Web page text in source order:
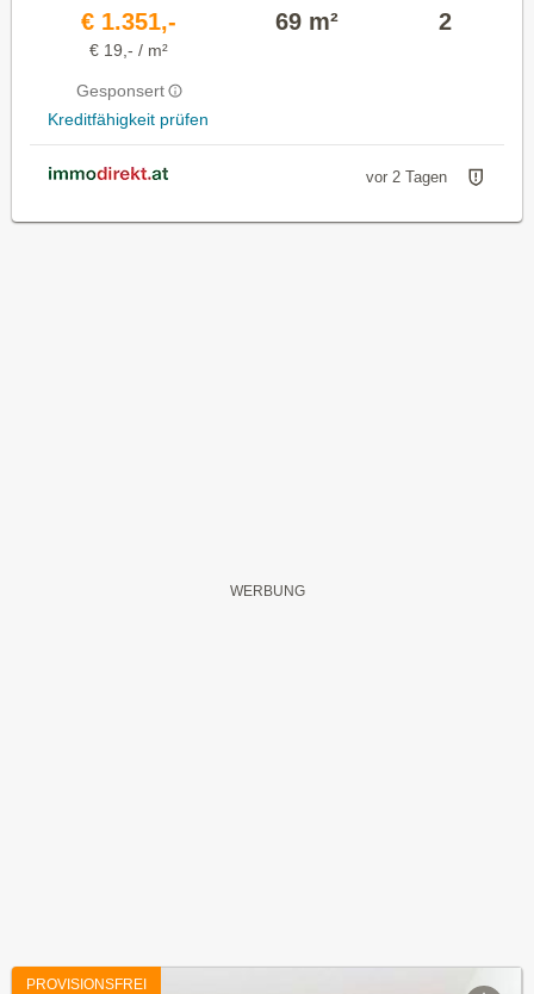
€ 1.351,-
€ 19,- / m²
Gesponsert
Kreditfähigkeit prüfen
69 m² 2
vor 2 Tagen
PROVISIONSFREI